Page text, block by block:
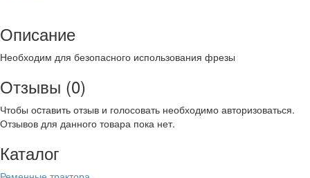
Описание
Необходим для безопасного использования фрезы
Отзывы (0)
Чтобы оcтавить отзыв и голосовать необходимо авторизоваться.
Отзывов для данного товара пока нет.
Каталог